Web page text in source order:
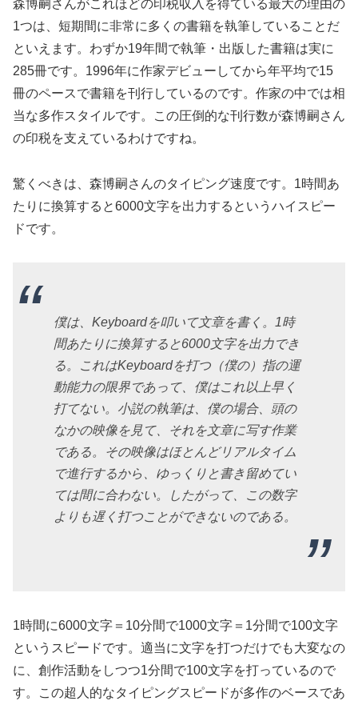
森博嗣さんがこれほどの印税収入を得ている最大の理由の
1つは、短期間に非常に多くの書籍を執筆していることだ
といえます。わずか19年間で執筆・出版した書籍は実に
285冊です。1996年に作家デビューしてから年平均で15
冊のペースで書籍を刊行しているのです。作家の中では相
当な多作スタイルです。この圧倒的な刊行数が森博嗣さん
の印税を支えているわけですね。
驚くべきは、森博嗣さんのタイピング速度です。1時間あ
たりに換算すると6000文字を出力するというハイスピー
ドです。
僕は、Keyboardを叩いて文章を書く。1時
間あたりに換算すると6000文字を出力でき
る。これはKeyboardを打つ（僕の）指の運
動能力の限界であって、僕はこれ以上早く
打てない。小説の執筆は、僕の場合、頭の
なかの映像を見て、それを文章に写す作業
である。その映像はほとんどリアルタイム
で進行するから、ゆっくりと書き留めてい
ては間に合わない。したがって、この数字
よりも遅く打つことができないのである。
1時間に6000文字＝10分間で1000文字＝1分間で100文字
というスピードです。適当に文字を打つだけでも大変なの
に、創作活動をしつつ1分間で100文字を打っているので
す。この超人的なタイピングスピードが多作のベースであ